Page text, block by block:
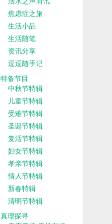
焦虑症之旅
生活小品
生活随笔
资讯分享
逗逗随手记
特备节目
中秋节特辑
儿童节特辑
受难节特辑
圣诞节特辑
复活节特辑
妇女节特辑
孝亲节特辑
情人节特辑
新春特辑
清明节特辑
真理探寻